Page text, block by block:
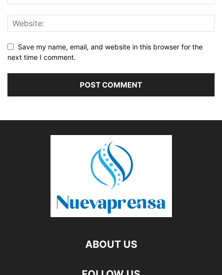
Save my name, email, and website in this browser for the
next time I comment.
ABOUT US